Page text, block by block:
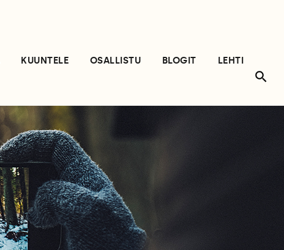
KUUNTELE OSALLISTU BLOGIT
LEHTI